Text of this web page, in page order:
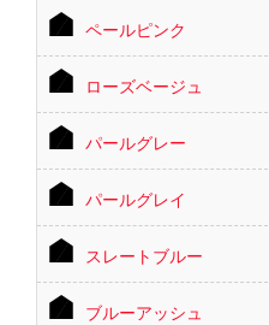
ペールピンク
ローズベージュ
パールグレー
パールグレイ
スレートブルー
ブルーアッシュ